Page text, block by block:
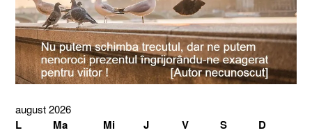
august 2026
L Ma Mi J V S D